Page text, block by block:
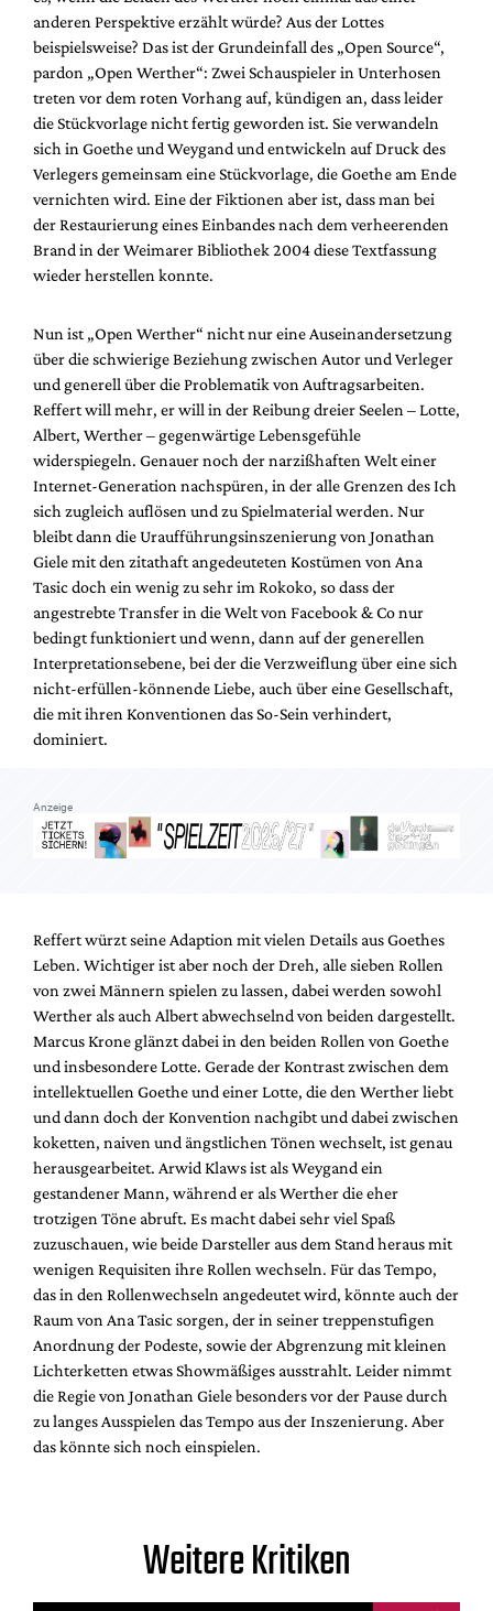
Newsletter
Redaktion
Autor:innen
Partner
Mediadaten
Suche
anderen Perspektive erzählt würde? Aus der Lottes
beispielsweise? Das ist der Grundeinfall des „Open Source“,
pardon „Open Werther“: Zwei Schauspieler in Unterhosen
treten vor dem roten Vorhang auf, kündigen an, dass leider
die Stückvorlage nicht fertig geworden ist. Sie verwandeln
sich in Goethe und Weygand und entwickeln auf Druck des
Verlegers gemeinsam eine Stückvorlage, die Goethe am Ende
vernichten wird. Eine der Fiktionen aber ist, dass man bei
der Restaurierung eines Einbandes nach dem verheerenden
Brand in der Weimarer Bibliothek 2004 diese Textfassung
wieder herstellen konnte.
Nun ist „Open Werther“ nicht nur eine Auseinandersetzung
über die schwierige Beziehung zwischen Autor und Verleger
und generell über die Problematik von Auftragsarbeiten.
Reffert will mehr, er will in der Reibung dreier Seelen – Lotte,
Albert, Werther – gegenwärtige Lebensgefühle
widerspiegeln. Genauer noch der narzißhaften Welt einer
Internet-Generation nachspüren, in der alle Grenzen des Ich
sich zugleich auflösen und zu Spielmaterial werden. Nur
bleibt dann die Uraufführungsinszenierung von Jonathan
Giele mit den zitathaft angedeuteten Kostümen von Ana
Tasic doch ein wenig zu sehr im Rokoko, so dass der
angestrebte Transfer in die Welt von Facebook & Co nur
bedingt funktioniert und wenn, dann auf der generellen
Interpretationsebene, bei der die Verzweiflung über eine sich
nicht-erfüllen-könnende Liebe, auch über eine Gesellschaft,
die mit ihren Konventionen das So-Sein verhindert,
dominiert.
Anzeige
Reffert würzt seine Adaption mit vielen Details aus Goethes
Leben. Wichtiger ist aber noch der Dreh, alle sieben Rollen
von zwei Männern spielen zu lassen, dabei werden sowohl
Werther als auch Albert abwechselnd von beiden dargestellt.
Marcus Krone glänzt dabei in den beiden Rollen von Goethe
und insbesondere Lotte. Gerade der Kontrast zwischen dem
intellektuellen Goethe und einer Lotte, die den Werther liebt
und dann doch der Konvention nachgibt und dabei zwischen
koketten, naiven und ängstlichen Tönen wechselt, ist genau
herausgearbeitet. Arwid Klaws ist als Weygand ein
gestandener Mann, während er als Werther die eher
trotzigen Töne abruft. Es macht dabei sehr viel Spaß
zuzuschauen, wie beide Darsteller aus dem Stand heraus mit
wenigen Requisiten ihre Rollen wechseln. Für das Tempo,
das in den Rollenwechseln angedeutet wird, könnte auch der
Raum von Ana Tasic sorgen, der in seiner treppenstufigen
Anordnung der Podeste, sowie der Abgrenzung mit kleinen
Lichterketten etwas Showmäßiges ausstrahlt. Leider nimmt
die Regie von Jonathan Giele besonders vor der Pause durch
zu langes Ausspielen das Tempo aus der Inszenierung. Aber
das könnte sich noch einspielen.
Weitere Kritiken